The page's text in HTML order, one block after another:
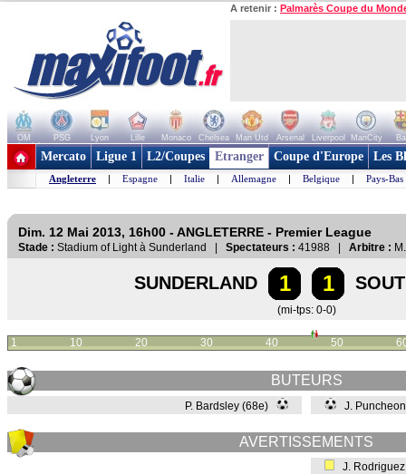
A retenir : Palmarès Coupe du
OM PSG Lyon Lille Monaco Chelsea Man Utd Arsenal Liverpool ManCity
+ de clubs
Mercato Ligue 1 L2/Coupes Etranger Coupe d'Europe Les
Angleterre | Espagne | Italie | Allemagne | Belgique | Pays-Bas
Dim. 12 Mai 2013, 16h00 - ANGLETERRE - Premier League
Stade : Stadium of Light à Sunderland | Spectateurs : 41988 | Arbitre :
SUNDERLAND 1 1
(mi-tps: 0-0)
1 10 20 30 40 50
BUTEURS
P. Bardsley (68e) J.
AVERTISSEMENTS
J.